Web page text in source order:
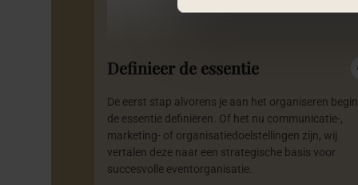
Definieer de essentie
De eerst stap alvorens je aan het organiseren
de essentie definiëren. Of het nu communicatie-,
marketing- of organisatiedoelstellingen zijn, wij
vertalen deze naar een strategische basis voor
succesvolle eventorganisatie.